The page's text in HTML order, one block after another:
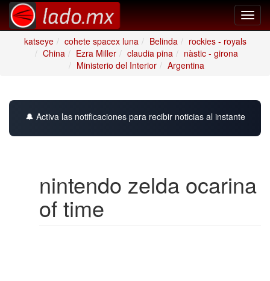
katseye
cohete spacex luna Belinda
rockies - royals
China
Ezra Miller claudia pina
nàstic - girona
Ministerio del Interior
Argentina
🔔 Activa las notificaciones para recibir noticias al instante
nintendo zelda ocarina
of time